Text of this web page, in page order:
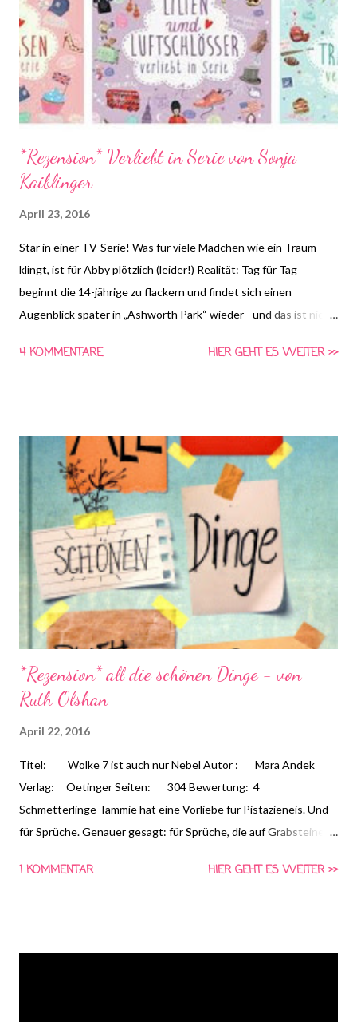
*Rezension* Verliebt in Serie von Sonja
Kaiblinger
April 23, 2016
Star in einer TV-Serie! Was für viele Mädchen wie ein Traum
klingt, ist für Abby plötzlich (leider!) Realität: Tag für Tag
beginnt die 14-jährige zu flackern und findet sich einen
Augenblick später in „Ashworth Park“ wieder - und das ist nicht
die man sich vorstellen kann. Nun steht Abby selbst im Zentrum
4 KOMMENTARE HIER GEHT ES WEITER >>
*Rezension* all die schönen Dinge - von
Ruth Olshan
April 22, 2016
Titel: Wolke 7 ist auch nur Nebel Autor : Mara Andek
Verlag: Oetinger Seiten: 304 Bewertung: 4
Schmetterlinge Tammie hat eine Vorliebe für Pistazieneis. Und
für Sprüche. Genauer gesagt: für Sprüche, die auf Grabsteinen
Weniger ungewöhnlich wird es, wenn man weiß, dass Tammie
1 KOMMENTAR HIER GEHT ES WEITER >>